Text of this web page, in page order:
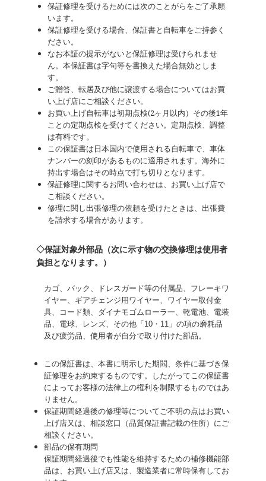
保証修理を受けるためには次のことがらをご了承願
います。
保証修理を受ける場合、保証書と自転車をご持参く
ださい。
なお本証の提示がないと保証修理は受けられませ
ん。本保証書は字句等を書換えた場合無効としま
す。
ご贈答、転居及び他に譲渡する場合についてはお買
い上げ店にご相談ください。
お買い上げ自転車は初期点検(2ヶ月以内）その後1年
ことの定期点検を受けてください。定期点検、調整
は有料です。
この保証書は日本国内で使用される自転車で、車体
ナンバーの刻印があるものに適用されます。海外に
持出す場合はその時点で打ち切りとなります。
保証修理に関するお問い合わせは、お買い上げ店で
こ相談ください。
修理に関し出張修理の依頼を受けたときは、出張費
を請求する場合があります。
◇保証対象外部品（次に示す物の交換修理は使用者
負担となります。）
カゴ、バック、ドレスガード等の付属品、フレーキワ
イヤー、ギアチェンジ用ワイヤー、ワイヤー取付金
具、コード類、ダイナモゴムローラ一、乾電池、電装
品、電球、レンズ、その他「10・11」の項の磨耗品
及び疲労品、使用者が自分で取り付けた部品。
この保証書は、本書に明示した期閻、条件に基づき保
証修理をお約束するものです。したがってこの保証書
によってお客様の法律上の権利を制限するものではあ
りません。
保証期間経過後の修理等についてご不明の点はお買い
上げ店又は、相談窓口（品質保証書記載の住所）にご
相談ください。
部品の保有期問
保証期間経過後でも性能を維持するための補修機能部
品は、お買い上げ店又は、製造業者に常時保有してお